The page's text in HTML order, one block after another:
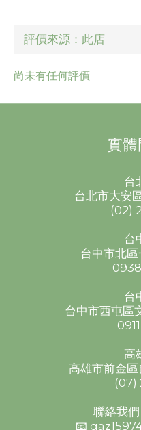
尚未有任何評價
實
台
台北市大安
(02)
台
台中市北
台
台中市西屯區
高
高雄市前金區
(07)
聯絡我
📧